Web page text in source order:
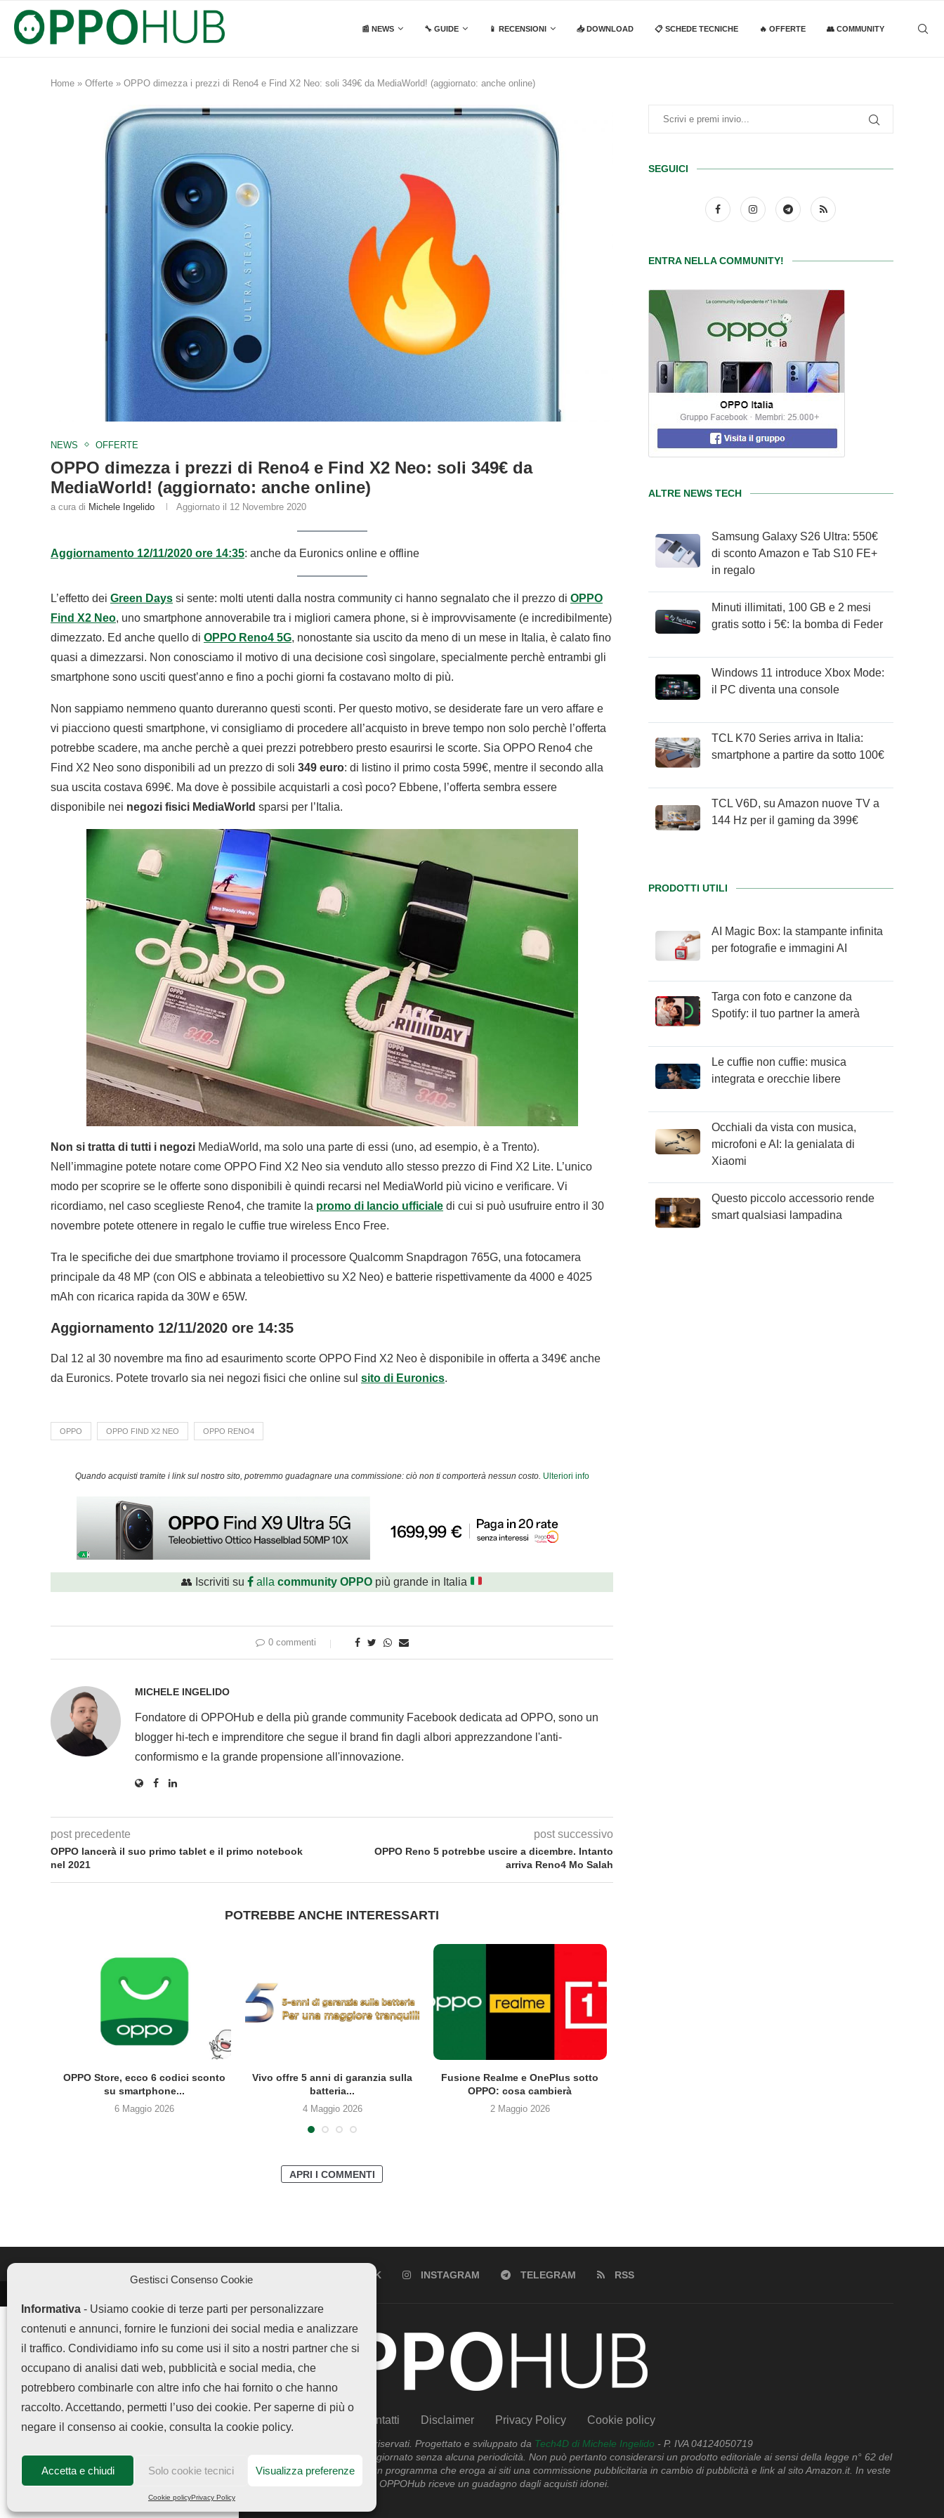
Gestisci Consenso Cookie
Informativa - Usiamo cookie di terze parti per personalizzare
contenuti e annunci, fornire le funzioni dei social media e analizzare
il traffico. Condividiamo info su come usi il sito a nostri partner che si
occupano di analisi dati web, pubblicità e social media, che
potrebbero combinarle con altre info che hai fornito o che hanno
raccolto. Accettando, permetti l’uso dei cookie. Per saperne di più o
negare il consenso ai cookie, consulta la cookie policy.
Accetta e chiudi Solo cookie tecnici Visualizza preferenze
Cookie policyPrivacy Policy
📰 NEWS 🔧 GUIDE 📱 RECENSIONI 📥 DOWNLOAD 📋 SCHEDE TECNICHE 🔥 OFFERTE 👥 COMMUNITY
Home » Offerte » OPPO dimezza i prezzi di Reno4 e Find X2 Neo: soli 349€ da MediaWorld! (aggiornato: anche online)
NEWS OFFERTE
OPPO dimezza i prezzi di Reno4 e Find X2 Neo: soli 349€ da
MediaWorld! (aggiornato: anche online)
a cura di Michele Ingelido Aggiornato il 12 Novembre 2020
Aggiornamento 12/11/2020 ore 14:35: anche da Euronics online e offline
L’effetto dei Green Days si sente: molti utenti dalla nostra community ci hanno segnalato che il prezzo di OPPO
Find X2 Neo, uno smartphone annoverabile tra i migliori camera phone, si è improvvisamente (e incredibilmente)
dimezzato. Ed anche quello di OPPO Reno4 5G, nonostante sia uscito da meno di un mese in Italia, è calato fino
quasi a dimezzarsi. Non conosciamo il motivo di una decisione così singolare, specialmente perchè entrambi gli
smartphone sono usciti quest’anno e fino a pochi giorni fa costavano molto di più.
Non sappiamo nemmeno quanto dureranno questi sconti. Per questo motivo, se desiderate fare un vero affare e
vi piacciono questi smartphone, vi consigliamo di procedere all’acquisto in breve tempo non solo perchè l’offerta
potrebbe scadere, ma anche perchè a quei prezzi potrebbero presto esaurirsi le scorte. Sia OPPO Reno4 che
Find X2 Neo sono disponibili ad un prezzo di soli 349 euro: di listino il primo costa 599€, mentre il secondo alla
sua uscita costava 699€. Ma dove è possibile acquistarli a così poco? Ebbene, l’offerta sembra essere
disponibile nei negozi fisici MediaWorld sparsi per l’Italia.
Non si tratta di tutti i negozi MediaWorld, ma solo una parte di essi (uno, ad esempio, è a Trento).
Nell’immagine potete notare come OPPO Find X2 Neo sia venduto allo stesso prezzo di Find X2 Lite. L’unico
modo per scoprire se le offerte sono disponibili è quindi recarsi nel MediaWorld più vicino e verificare. Vi
ricordiamo, nel caso sceglieste Reno4, che tramite la promo di lancio ufficiale di cui si può usufruire entro il 30
novembre potete ottenere in regalo le cuffie true wireless Enco Free.
Tra le specifiche dei due smartphone troviamo il processore Qualcomm Snapdragon 765G, una fotocamera
principale da 48 MP (con OIS e abbinata a teleobiettivo su X2 Neo) e batterie rispettivamente da 4000 e 4025
mAh con ricarica rapida da 30W e 65W.
Aggiornamento 12/11/2020 ore 14:35
Dal 12 al 30 novembre ma fino ad esaurimento scorte OPPO Find X2 Neo è disponibile in offerta a 349€ anche
da Euronics. Potete trovarlo sia nei negozi fisici che online sul sito di Euronics.
OPPO OPPO FIND X2 NEO OPPO RENO4
Quando acquisti tramite i link sul nostro sito, potremmo guadagnare una commissione: ciò non ti comporterà nessun costo. Ulteriori info
👥 Iscriviti su allacommunity OPPO più grande in Italia
0 commenti
MICHELE INGELIDO
Fondatore di OPPOHub e della più grande community Facebook dedicata ad OPPO, sono un
blogger hi-tech e imprenditore che segue il brand fin dagli albori apprezzandone l'anti-
conformismo e la grande propensione all'innovazione.
post precedente
OPPO lancerà il suo primo tablet e il primo notebook
nel 2021
post successivo
OPPO Reno 5 potrebbe uscire a dicembre. Intanto
arriva Reno4 Mo Salah
POTREBBE ANCHE INTERESSARTI
OPPO Store, ecco 6 codici sconto
su smartphone...
6 Maggio 2026
Vivo offre 5 anni di garanzia sulla
batteria...
4 Maggio 2026
Fusione Realme e OnePlus sotto
OPPO: cosa cambierà
2 Maggio 2026
APRI I COMMENTI
SEGUICI
ENTRA NELLA COMMUNITY!
ALTRE NEWS TECH
Samsung Galaxy S26 Ultra: 550€
di sconto Amazon e Tab S10 FE+
in regalo
Minuti illimitati, 100 GB e 2 mesi
gratis sotto i 5€: la bomba di Feder
Windows 11 introduce Xbox Mode:
il PC diventa una console
TCL K70 Series arriva in Italia:
smartphone a partire da sotto 100€
TCL V6D, su Amazon nuove TV a
144 Hz per il gaming da 399€
PRODOTTI UTILI
AI Magic Box: la stampante infinita
per fotografie e immagini AI
Targa con foto e canzone da
Spotify: il tuo partner la amerà
Le cuffie non cuffie: musica
integrata e orecchie libere
Occhiali da vista con musica,
microfoni e AI: la genialata di
Xiaomi
Questo piccolo accessorio rende
smart qualsiasi lampadina
FACEBOOK INSTAGRAM TELEGRAM RSS
Contatti Disclaimer Privacy Policy Cookie policy
Copyright © 2025 OPPOHub. Tutti i diritti riservati. Progettato e sviluppato da Tech4D di Michele Ingelido - P. IVA 04124050719
Questo blog non rappresenta una testata giornalistica in quanto viene aggiornato senza alcuna periodicità. Non può pertanto considerarsi un prodotto editoriale ai sensi della legge n° 62 del
7.03.2001. OPPOHub partecipa al Programma Affiliazione Amazon EU, un programma che eroga ai siti una commissione pubblicitaria in cambio di pubblicità e link al sito Amazon.it. In veste
di affiliato OPPOHub riceve un guadagno dagli acquisti idonei.
OPPO Store, ecco 6 codici
sconto...
OPPO Find X9 Ultra arriva
in...